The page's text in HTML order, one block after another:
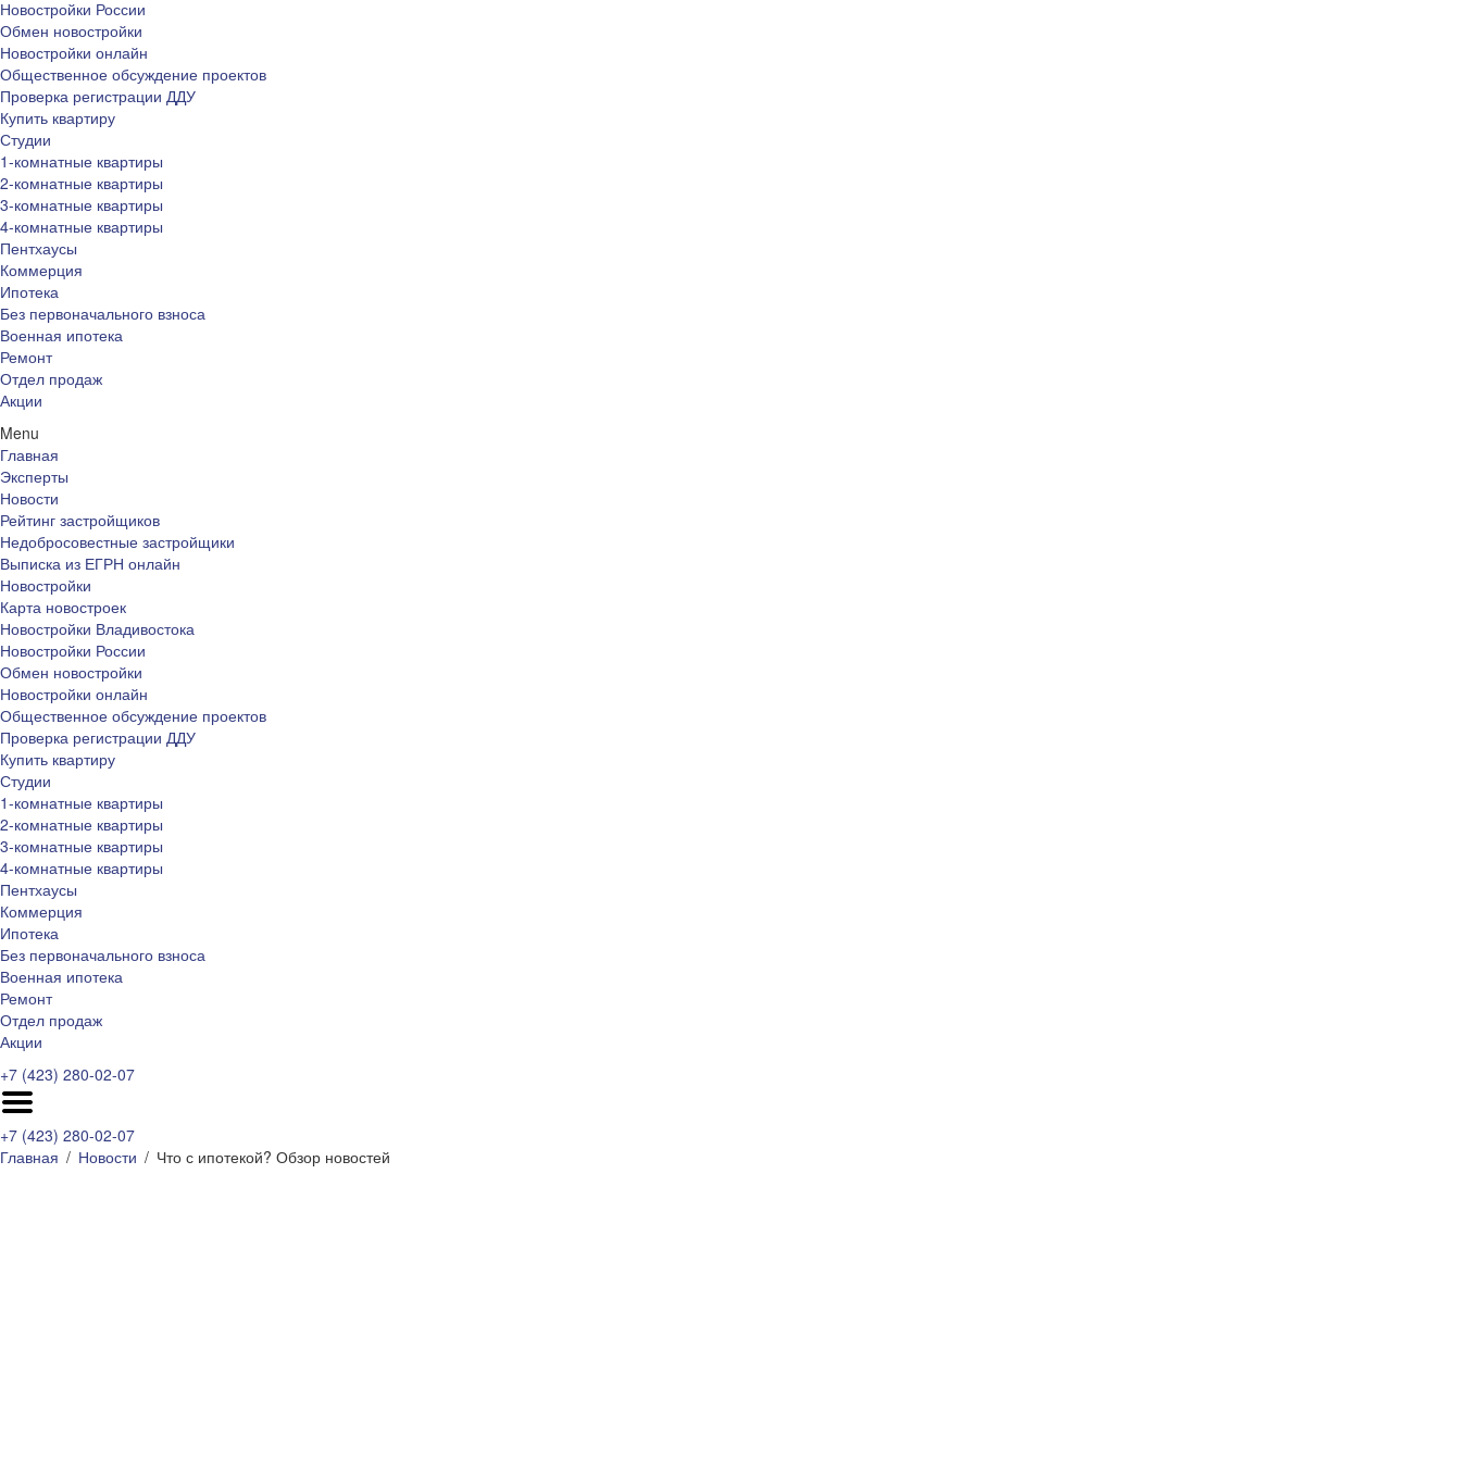
Новостройки России
Обмен новостройки
Новостройки онлайн
Общественное обсуждение проектов
Проверка регистрации ДДУ
Купить квартиру
Студии
1-комнатные квартиры
2-комнатные квартиры
3-комнатные квартиры
4-комнатные квартиры
Пентхаусы
Коммерция
Ипотека
Без первоначального взноса
Военная ипотека
Ремонт
Отдел продаж
Акции
Menu
Главная
Эксперты
Новости
Рейтинг застройщиков
Недобросовестные застройщики
Выписка из ЕГРН онлайн
Новостройки
Карта новостроек
Новостройки Владивостока
Новостройки России
Обмен новостройки
Новостройки онлайн
Общественное обсуждение проектов
Проверка регистрации ДДУ
Купить квартиру
Студии
1-комнатные квартиры
2-комнатные квартиры
3-комнатные квартиры
4-комнатные квартиры
Пентхаусы
Коммерция
Ипотека
Без первоначального взноса
Военная ипотека
Ремонт
Отдел продаж
Акции
+7 (423) 280-02-07
+7 (423) 280-02-07
Главная
Новости Что с ипотекой? Обзор новостей